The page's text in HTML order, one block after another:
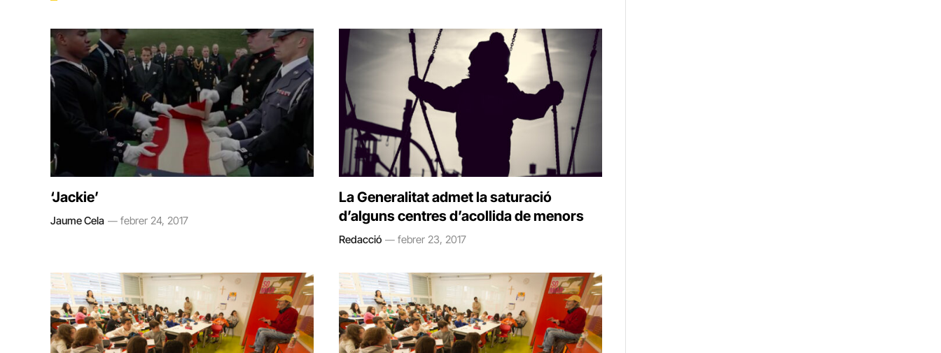
‘Jackie’
Jaume Cela febrer 24, 2017
La Generalitat admet la saturació
d’alguns centres d’acollida de menors
Redacció febrer 23, 2017